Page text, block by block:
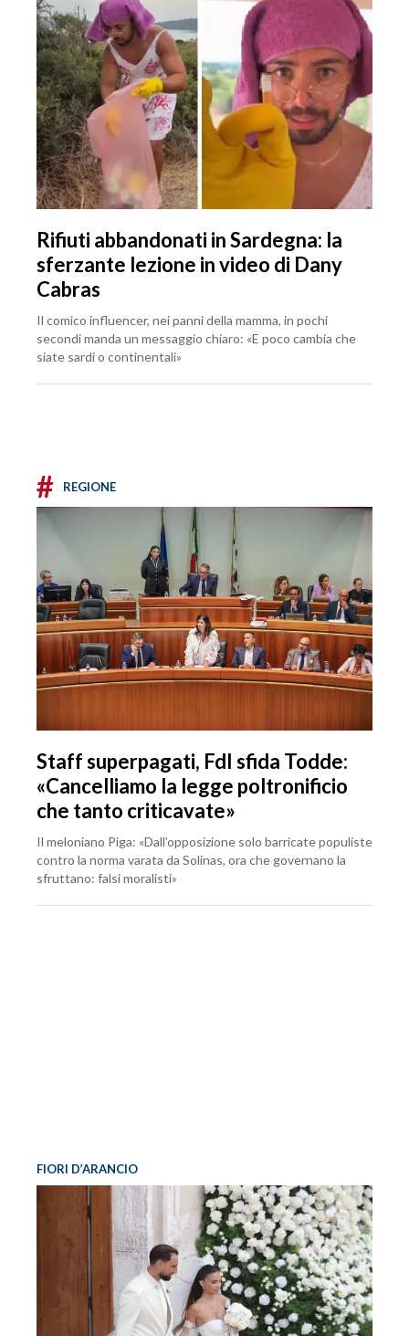
Rifiuti abbandonati in Sardegna: la
sferzante lezione in video di Dany
Cabras
Il comico influencer, nei panni della mamma, in pochi
secondi manda un messaggio chiaro: «E poco cambia che
siate sardi o continentali»
# REGIONE
Staff superpagati, FdI sfida Todde:
«Cancelliamo la legge poltronificio
che tanto criticavate»
Il meloniano Piga: «Dall’opposizione solo barricate populiste
contro la norma varata da Solinas, ora che governano la
sfruttano: falsi moralisti»
FIORI D’ARANCIO